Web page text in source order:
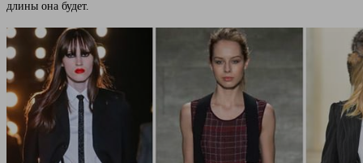
длины она будет.